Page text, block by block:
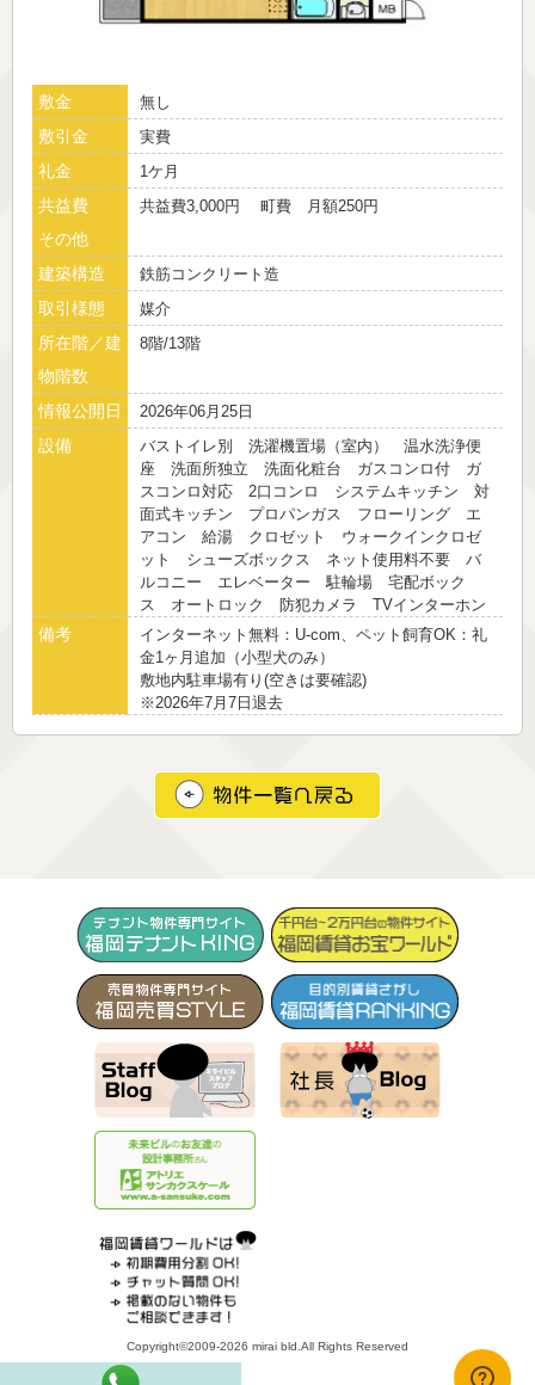
敷金 無し
敷引金 実費
礼金 1ケ月
共益費
その他
共益費3,000円 町費 月額250円
建築構造 鉄筋コンクリート造
取引様態 媒介
所在階／建
物階数
8階/13階
情報公開日 2026年06月25日
設備
バストイレ別 洗濯機置場（室内） 温水洗浄便
座 洗面所独立 洗面化粧台 ガスコンロ付 ガ
スコンロ対応 2口コンロ システムキッチン 対
面式キッチン プロパンガス フローリング エ
アコン 給湯 クロゼット ウォークインクロゼ
ット シューズボックス ネット使用料不要 バ
ルコニー エレベーター 駐輪場 宅配ボック
ス オートロック 防犯カメラ TVインターホン
備考
インターネット無料：U-com、ペット飼育OK：礼
金1ヶ月追加（小型犬のみ）
敷地内駐車場有り(空きは要確認)
※2026年7月7日退去
Copyright©2009-2026 mirai bld.All Rights Reserved